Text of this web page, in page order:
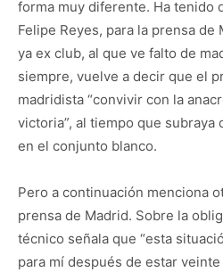
forma muy diferente. Ha tenido
Felipe Reyes, para la prensa de
ya ex club, al que ve falto de
siempre, vuelve a decir que el
madridista “convivir con la
victoria”, al tiempo que subraya
en el conjunto blanco.
Pero a continuación menciona
prensa de Madrid. Sobre la
técnico señala que “esta
para mí después de estar